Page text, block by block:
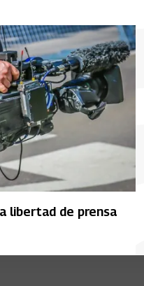
libertad de prensa